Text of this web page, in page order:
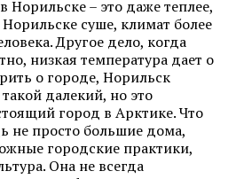
Норильске – это даже теплее,
суше, климат более
Другое дело, когда
низкая температура дает о
о городе, Норильск
далекий, но это
город в Арктике. Что
не просто большие дома,
городские практики,
Она не всегда